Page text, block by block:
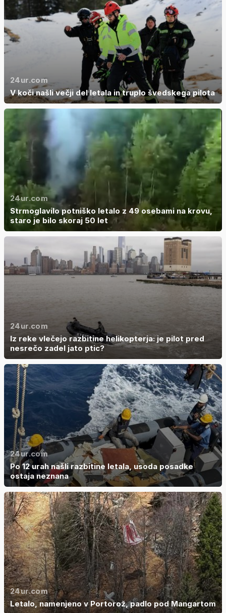
24ur.com
V koči našli večji del letala in truplo švedskega pilota
24ur.com
Strmoglavilo potniško letalo z 49 osebami na krovu,
staro je bilo skoraj 50 let
24ur.com
Iz reke vlečejo razbitine helikopterja: je pilot pred
nesrečo zadel jato ptic?
24ur.com
Po 12 urah našli razbitine letala, usoda posadke
ostaja neznana
24ur.com
Letalo, namenjeno v Portorož, padlo pod Mangartom